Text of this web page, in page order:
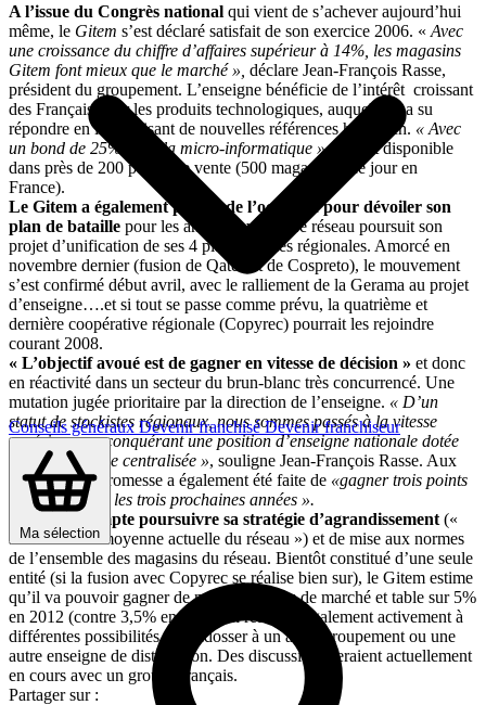
Conseils généraux Devenir franchiséDevenir franchiseur
Ma sélection
A l’issue du Congrès national qui vient de s’achever aujourd’hui
même, le Gitem s’est déclaré satisfait de son exercice 2006. « Avec
une croissance du chiffre d’affaires supérieur à 14%, les magasins
Gitem font mieux que le marché », déclare Jean-François Rasse,
président du groupement. L’enseigne bénéficie de l’intérêt croissant
des Français pour les produits technologiques, auquel elle a su
répondre en introduisant de nouvelles références high-tech. « Avec
un bond de 25% pour la micro-informatique »,qui est disponible
dans près de 200 points de vente (500 magasins à ce jour en
France).
Le Gitem a également profité de l’occasion pour dévoiler son
plan de bataille pour les années à venir. Le réseau poursuit son
projet d’unification de ses 4 plates-formes régionales. Amorcé en
novembre dernier (fusion de Qatec et de Cospreto), le mouvement
s’est confirmé début avril, avec le ralliement de la Gerama au projet
d’enseigne….et si tout se passe comme prévu, la quatrième et
dernière coopérative régionale (Copyrec) pourrait les rejoindre
courant 2008.
« L’objectif avoué est de gagner en vitesse de décision » et donc
en réactivité dans un secteur du brun-blanc très concurrencé. Une
mutation jugée prioritaire par la direction de l’enseigne. « D’un
statut de stockistes régionaux, nous sommes passés à la vitesse
supérieure en conquérant une position d’enseigne nationale dotée
d’une logistique centralisée », souligne Jean-François Rasse. Aux
adhérents, la promesse a également été faite de «gagner trois points
de marge dans les trois prochaines années ».
Le Gitem compte poursuivre sa stratégie d’agrandissement («
300 m² est la moyenne actuelle du réseau ») et de mise aux normes
de l’ensemble des magasins du réseau. Bientôt constitué d’une seule
entité (si la fusion avec Copyrec se réalise bien sur), le Gitem estime
qu’il va pouvoir gagner de nouvelles parts de marché et table sur 5%
en 2012 (contre 3,5% en 2006). Il réfléchit également activement à
différentes possibilités de s’adosser à un autre groupement ou une
autre enseigne de distribution. Des discussions seraient actuellement
en cours avec un groupe français.
Partager sur :